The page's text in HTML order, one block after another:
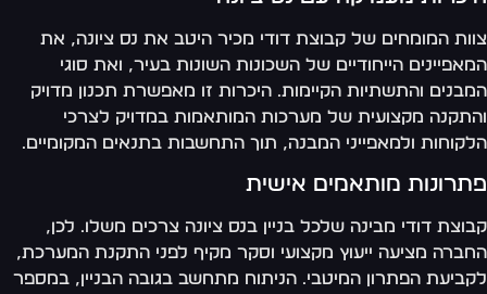
המומחים של קבוצת דודי מכיר היטב את נס ציונה, את
הייחודיים של השכונות השונות בעיר, ואת סוגי
והתשתיות הקיימות. היכרות זו מאפשרת תכנון מדויק
מקצועית של מערכות המותאמות במדויק לצרכי
ולמאפייני המבנה, תוך התחשבות בתנאים המקומיים.
מותאמים אישית
דודי מבינה שלכל בניין בנס ציונה צרכים משלו. לכן,
מציעה ייעוץ מקצועי וסקר מקיף לפני התקנת המערכת,
הפתרון המיטבי. הניתוח מתחשב בגובה הבניין, במספר